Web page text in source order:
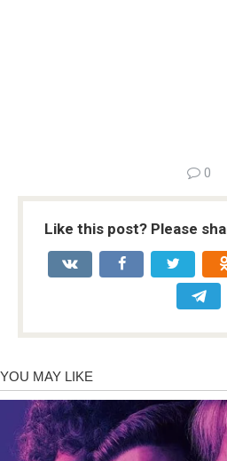
0
Like this post? Please